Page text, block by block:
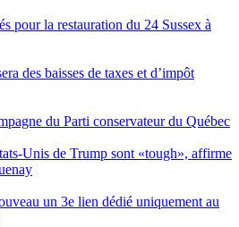
pour la restauration du 24 Sussex à
des baisses de taxes et d’impôt
du Parti conservateur du Québec
Unis de Trump sont «tough», affirme
un 3e lien dédié uniquement au